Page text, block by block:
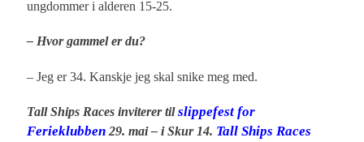
ungdommer i alderen 15-25.
– Hvor gammel er du?
– Jeg er 34. Kanskje jeg skal snike meg med.
Tall Ships Races inviterer tilslippefest for
Ferieklubben 29. mai – i Skur 14. Tall Ships Races